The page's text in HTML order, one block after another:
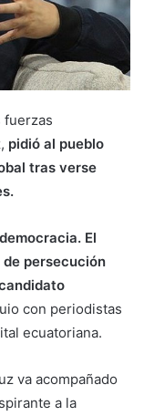
fuerzas
pidió al pueblo
tras verse
El
de persecución
con periodistas
ecuatoriana.
va acompañado
a la